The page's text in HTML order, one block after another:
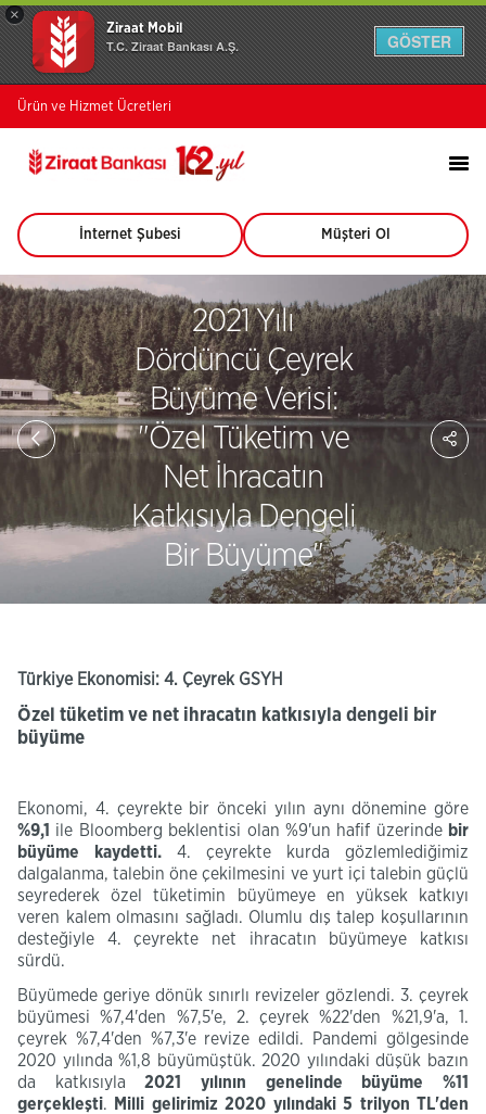
×
Ziraat Mobil
T.C. Ziraat Bankası A.Ş. GÖSTER
Ürün ve Hizmet Ücretleri
İnternet Şubesi
(Bu
sayfa
yeni
pencerede
açılacaktır)
Müşteri Ol
(Bu
sayfa
yeni
pencerede
açılacaktır)
2021 Yılı
Dördüncü Çeyrek
Büyüme Verisi:
"Özel Tüketim ve
Net İhracatın
Katkısıyla Dengeli
Bir Büyüme"
Türkiye Ekonomisi: 4. Çeyrek GSYH
Özel tüketim ve net ihracatın katkısıyla dengeli bir
büyüme
Ekonomi, 4. çeyrekte bir önceki yılın aynı dönemine göre
%9,1 ile Bloomberg beklentisi olan %9'un hafif üzerinde bir
büyüme kaydetti. 4. çeyrekte kurda gözlemlediğimiz
dalgalanma, talebin öne çekilmesini ve yurt içi talebin güçlü
seyrederek özel tüketimin büyümeye en yüksek katkıyı
veren kalem olmasını sağladı. Olumlu dış talep koşullarının
desteğiyle 4. çeyrekte net ihracatın büyümeye katkısı
sürdü.
Büyümede geriye dönük sınırlı revizeler gözlendi. 3. çeyrek
büyümesi %7,4'den %7,5'e, 2. çeyrek %22'den %21,9'a, 1.
çeyrek %7,4'den %7,3'e revize edildi. Pandemi gölgesinde
2020 yılında %1,8 büyümüştük. 2020 yılındaki düşük bazın
da katkısıyla
2021 yılının genelinde büyüme
%11
gerçekleşti. Milli gelirimiz2020 yılındaki 5 trilyonTL'den